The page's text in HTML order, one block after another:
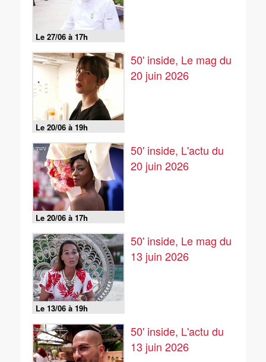
Le 27/06 à 17h
Le 20/06 à 19h
50' inside, Le mag du
20 juin 2026
Le 20/06 à 17h
50' inside, L'actu du
20 juin 2026
Le 13/06 à 19h
50' inside, Le mag du
13 juin 2026
50' inside, L'actu du
13 juin 2026